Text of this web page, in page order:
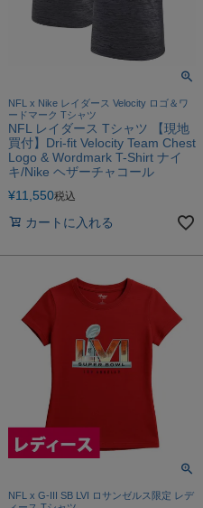
NFL x Nike レイダース Velocity ロゴ＆ワ
ードマーク Tシャツ
NFL レイダース Tシャツ 【現地
買付】Dri-fit Velocity Team Chest
Logo & Wordmark T-Shirt ナイ
キ/Nike ヘザーチャコール
¥11,550税込
カートに入れる
NFL x G-III SB LVI ロサンゼルス限定 レデ